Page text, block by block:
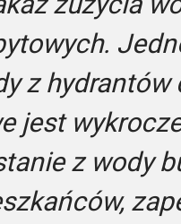
z
jest
z wody